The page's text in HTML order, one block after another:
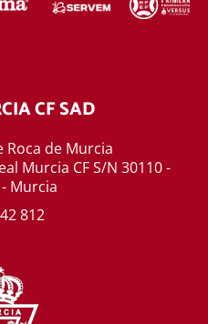
CF SAD
Roca de Murcia
Murcia CF S/N 30110 -
Murcia
812